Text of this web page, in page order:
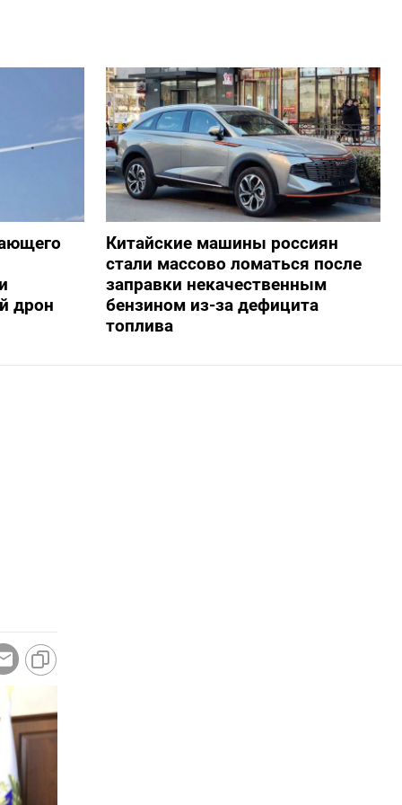
дрон
Китайские машины россиян
стали массово ломаться после
заправки некачественным
бензином из-за дефицита
топлива